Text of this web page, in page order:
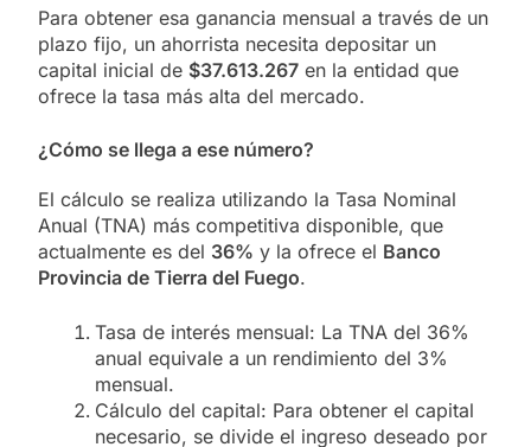
Para obtener esa ganancia mensual a través de un
plazo fijo, un ahorrista necesita depositar un
capital inicial de $37.613.267 en la entidad que
ofrece la tasa más alta del mercado.
¿Cómo se llega a ese número?
El cálculo se realiza utilizando la Tasa Nominal
Anual (TNA) más competitiva disponible, que
actualmente es del 36% y la ofrece el Banco
Provincia de Tierra del Fuego.
Tasa de interés mensual: La TNA del 36%
anual equivale a un rendimiento del 3%
mensual.
Cálculo del capital: Para obtener el capital
necesario, se divide el ingreso deseado por